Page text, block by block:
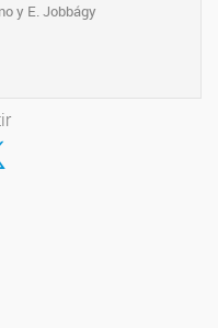
y E. Jobbágy
Facebook
en Twitter